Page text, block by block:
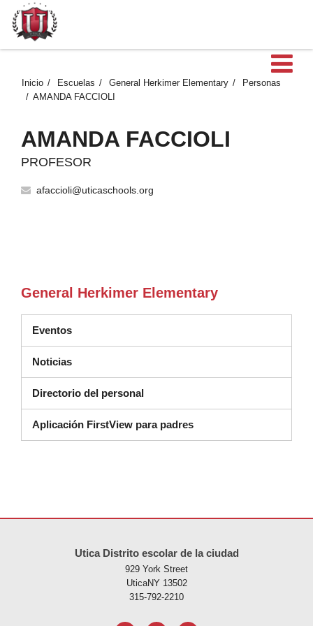
Inicio Escuelas General Herkimer Elementary
Personas
AMANDA FACCIOLI
AMANDA FACCIOLI
PROFESOR
afaccioli@uticaschools.org
General Herkimer Elementary
Eventos
Noticias
Directorio del personal
Aplicación FirstView para padres
Utica Distrito escolar de la ciudad
929 York Street
UticaNY 13502
315-792-2210